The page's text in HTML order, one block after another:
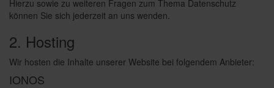
Hierzu sowie zu weiteren Fragen zum Thema Datenschutz
können Sie sich jederzeit an uns wenden.
2. Hosting
Wir hosten die Inhalte unserer Website bei folgendem Anbieter:
IONOS